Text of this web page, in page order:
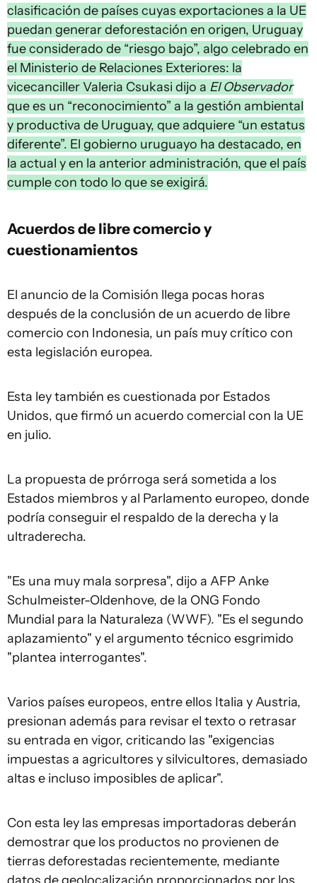
clasificación de países cuyas exportaciones a la UE
puedan generar deforestación en origen, Uruguay
fue considerado de “riesgo bajo”, algo celebrado en
el Ministerio de Relaciones Exteriores: la
vicecanciller Valeria Csukasi dijo a El Observador
que es un “reconocimiento” a la gestión ambiental
y productiva de Uruguay, que adquiere “un estatus
diferente”. El gobierno uruguayo ha destacado, en
la actual y en la anterior administración, que el país
cumple con todo lo que se exigirá.
Acuerdos de libre comercio y
cuestionamientos
El anuncio de la Comisión llega pocas horas
después de la conclusión de un acuerdo de libre
comercio con Indonesia, un país muy crítico con
esta legislación europea.
Esta ley también es cuestionada por Estados
Unidos, que firmó un acuerdo comercial con la UE
en julio.
La propuesta de prórroga será sometida a los
Estados miembros y al Parlamento europeo, donde
podría conseguir el respaldo de la derecha y la
ultraderecha.
"Es una muy mala sorpresa", dijo a AFP Anke
Schulmeister-Oldenhove, de la ONG Fondo
Mundial para la Naturaleza (WWF). "Es el segundo
aplazamiento" y el argumento técnico esgrimido
"plantea interrogantes".
Varios países europeos, entre ellos Italia y Austria,
presionan además para revisar el texto o retrasar
su entrada en vigor, criticando las "exigencias
impuestas a agricultores y silvicultores, demasiado
altas e incluso imposibles de aplicar".
Con esta ley las empresas importadoras deberán
demostrar que los productos no provienen de
tierras deforestadas recientemente, mediante